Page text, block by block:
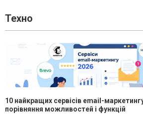
Техно
10 найкращих сервісів email-
порівняння можливостей і функцій